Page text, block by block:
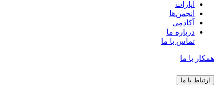
آپارات
انجمن‌ها
آکادمی
درباره ما
تماس با ما
همکار با ما
ارتباط با ما